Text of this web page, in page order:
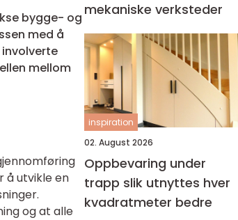
bygge- og
med å
mellom
å utvikle en
og at alle
mekaniske verksteder
inspiration
02. August 2026
Oppbevaring under
trapp slik utnyttes hver
kvadratmeter bedre